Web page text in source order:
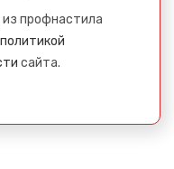
из профнастила
политикой
сайта.